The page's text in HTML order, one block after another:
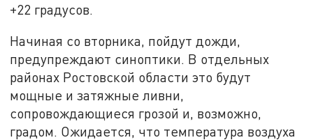
+22 градусов.
Начиная со вторника, пойдут дожди,
предупреждают синоптики. В отдельных
районах Ростовской области это будут
мощные и затяжные ливни,
сопровождающиеся грозой и, возможно,
градом. Ожидается, что температура воздуха